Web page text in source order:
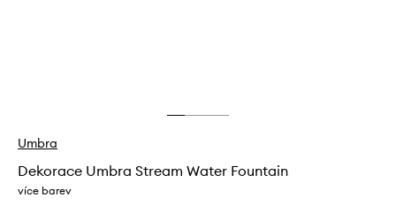
Umbra
Dekorace Umbra Stream Water Fountain
více barev